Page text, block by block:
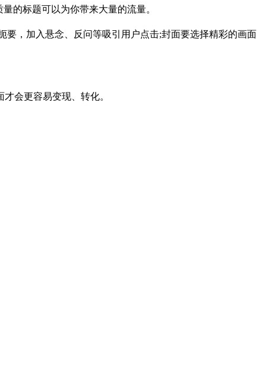
的标题可以为你带来大量的流量。
，加入悬念、反问等吸引用户点击;封面要选择精彩的画面
会更容易变现、转化。